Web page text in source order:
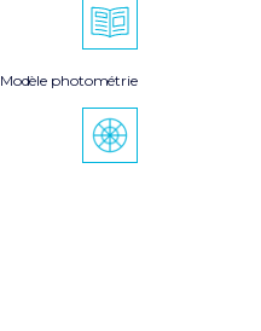
Modèle photométrie